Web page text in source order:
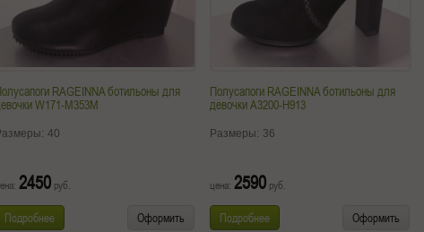
RAGEINNA ботильоны для
W171-M353M
40
2450 руб.
Подробнее Оформить
Полусапоги RAGEINNA ботильоны для
девочки A3200-H913
Размеры: 36
цена: 2590 руб.
Подробнее Оформить